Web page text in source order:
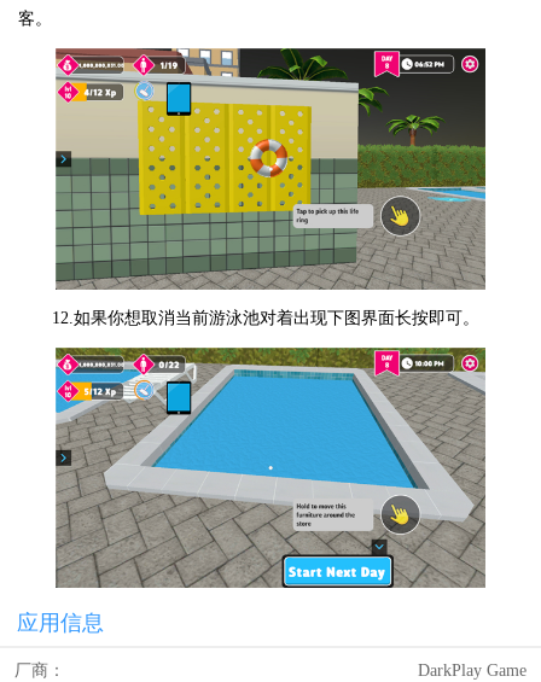
客。
12.如果你想取消当前游泳池对着出现下图界面长按即可。
应用信息
厂商： DarkPlay Game